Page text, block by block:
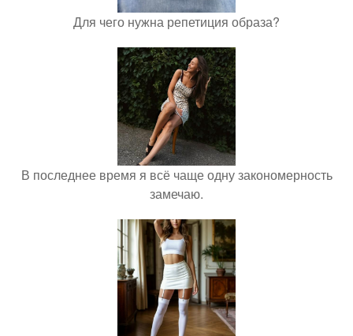
Для чего нужна репетиция образа?
В последнее время я всё чаще одну закономерность
замечаю.